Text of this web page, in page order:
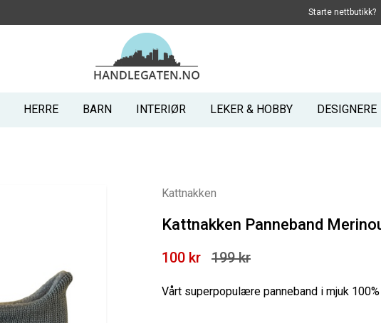
Starte nettbutikk?
HERRE BARN INTERIØR LEKER & HOBBY DESIGNERE
Kattnakken
Kattnakken Panneband
100 kr 199 kr
Vårt superpopulære panneband i mjuk